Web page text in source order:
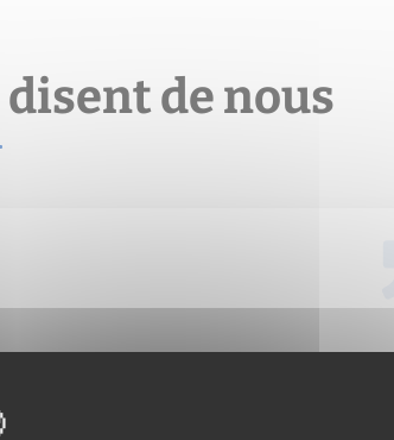
de nous
très pro, je recommande